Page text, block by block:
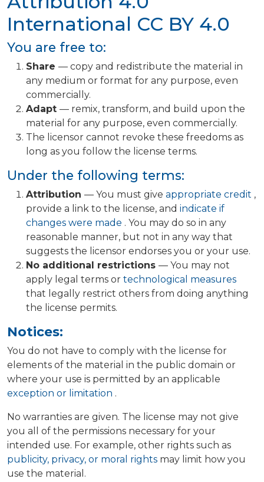
International CC BY 4.0
You are free to:
Share — copy and redistribute the material in
any medium or format for any purpose, even
commercially.
Adapt — remix, transform, and build upon the
material for any purpose, even commercially.
The licensor cannot revoke these freedoms as
long as you follow the license terms.
Under the following terms:
Attribution — You must give appropriate credit ,
provide a link to the license, and indicate if
changes were made . You may do so in any
reasonable manner, but not in any way that
suggests the licensor endorses you or your use.
No additional restrictions — You may not
apply legal terms or technological measures
that legally restrict others from doing anything
the license permits.
Notices:
You do not have to comply with the license for
elements of the material in the public domain or
where your use is permitted by an applicable
exception or limitation .
No warranties are given. The license may not give
you all of the permissions necessary for your
intended use. For example, other rights such as
publicity, privacy, or moral rights may limit how you
use the material.